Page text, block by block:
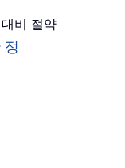
비 절약
정